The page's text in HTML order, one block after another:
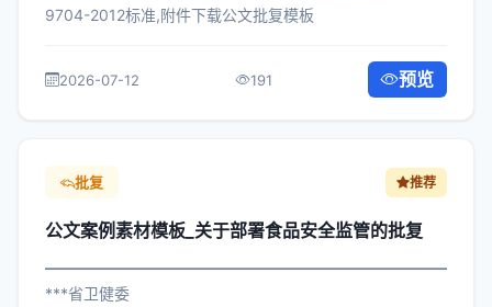
9704-2012标准,附件下载公文批复模板
2026-07-12 191 预览
批复 推荐
公文案例素材模板_关于部署食品安全监管的批复
***省卫健委